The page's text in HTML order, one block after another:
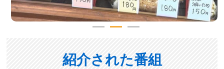
紹介された番組